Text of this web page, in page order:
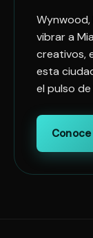
Wynwood,
vibrar a
creativos,
esta
el pulso de